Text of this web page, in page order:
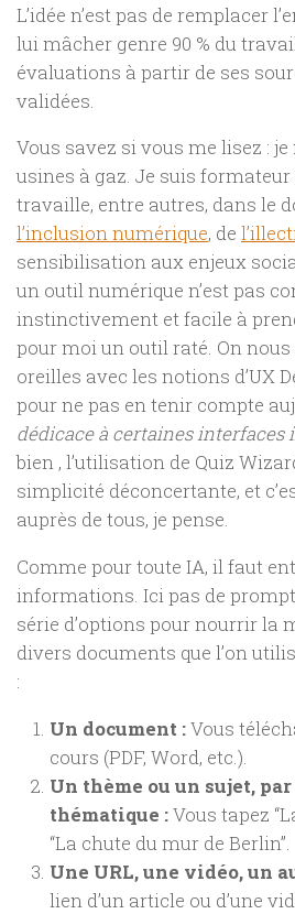
L’idée n’est pas de remplacer
lui mâcher genre 90 % du
évaluations à partir de ses
validées.
Vous savez si vous me lisez : je
usines à gaz. Je suis formateur
travaille, entre autres, dans le
l’inclusion numérique, de
sensibilisation aux enjeux
un outil numérique n’est pas
instinctivement et facile à
pour moi un outil raté. On nous
oreilles avec les notions d’UX
pour ne pas en tenir compte
dédicace à certaines
bien , l’utilisation de Quiz
simplicité déconcertante, et
auprès de tous, je pense.
Comme pour toute IA, il faut
informations. Ici pas de
série d’options pour nourrir la
divers documents que l’on
:
Un document :Vous
cours (PDF, Word, etc.).
Un thème ou un sujet,
thématique :Vous tapez
“La chute du mur de Berlin”.
Une URL, une vidéo, un
lien d’un article ou d’une